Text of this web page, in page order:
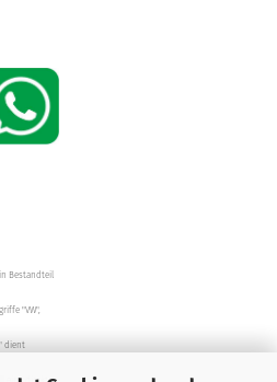
Bestandteil
"VW",
dient